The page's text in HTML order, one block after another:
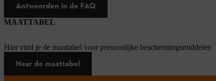
Antwoorden in de FAQ
MAATTABEL
Hier vind je de maattabel voor persoonlijke beschermingsmiddelen
Naar de maattabel